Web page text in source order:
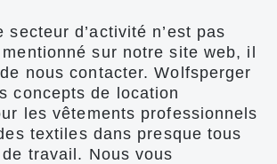
secteur d’activité n’est pas
sur notre site web, il
nous contacter. Wolfsperger
concepts de location
les vêtements professionnels
textiles dans presque tous
travail. Nous vous